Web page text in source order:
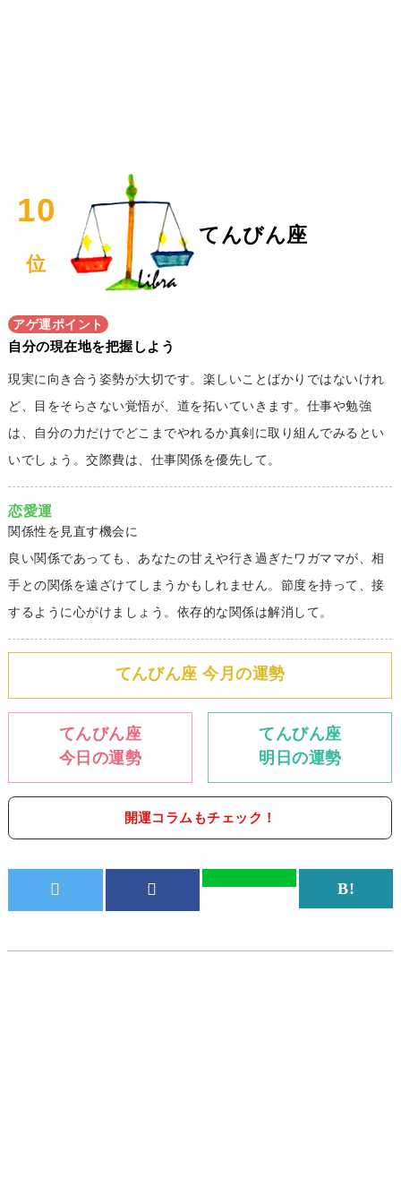
10
位
てんびん座
アゲ運ポイント
自分の現在地を把握しよう
現実に向き合う姿勢が大切です。楽しいことばかりではないけれ
ど、目をそらさない覚悟が、道を拓いていきます。仕事や勉強
は、自分の力だけでどこまでやれるか真剣に取り組んでみるとい
いでしょう。交際費は、仕事関係を優先して。
恋愛運
関係性を見直す機会に
良い関係であっても、あなたの甘えや行き過ぎたワガママが、相
手との関係を遠ざけてしまうかもしれません。節度を持って、接
するように心がけましょう。依存的な関係は解消して。
てんびん座 今月の運勢
てんびん座
今日の運勢
てんびん座
明日の運勢
開運コラムもチェック！